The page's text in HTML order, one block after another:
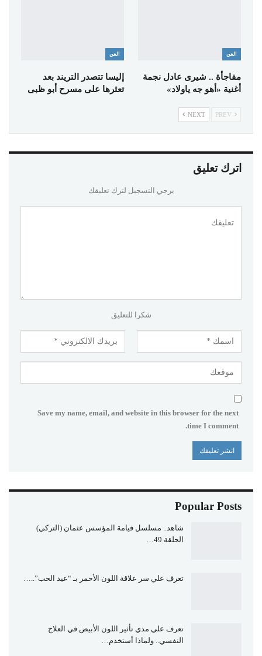
الفن
مفاجأة .. شيرى عادل نجمة
أغنية «أهو جه ياولاد»
الفن
إليسا تتصدر التريند بعد
تعثرها على مسرح أبو ظبى
NEXT
اترك تعليق
يرجي التسجيل لترك تعليقك
شكرا للتعليق
Save my name, email, and website in this browser for the next
time I comment.
Popular Posts
شاهد.. مسلسل قيامة المؤسس عثمان (التركي)
الحلقة 49…
تعرف علي سر علاقة اللون الأحمر بـ “عيد الحب”..…
تعرف علي مدي تأثير اللون الأبيض في العلاج
النفسي.. ولماذا أستخدم…